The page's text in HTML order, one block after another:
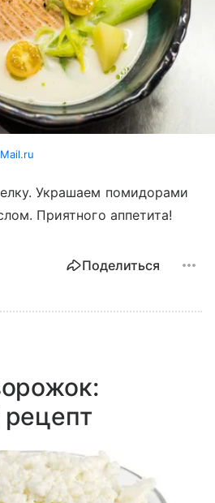
Украшаем помидорами
Приятного аппетита!
Поделиться